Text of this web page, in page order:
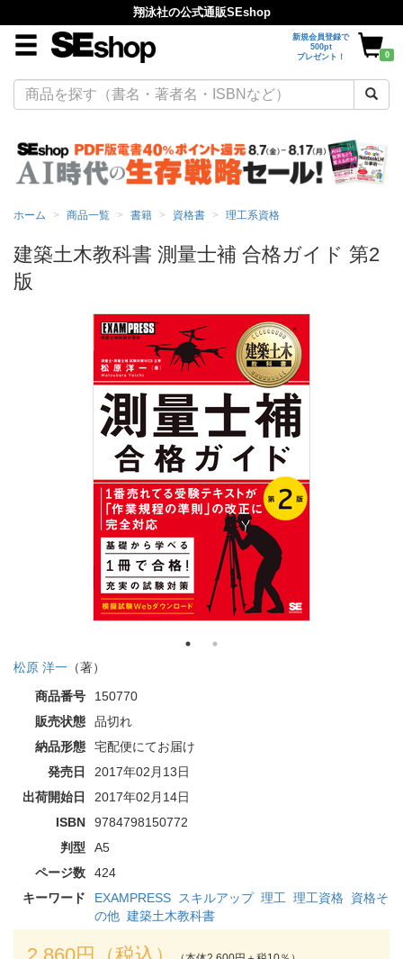
翔泳社の公式通販SEshop
新規会員登録で
500pt
プレゼント！
0
ホーム 商品一覧 書籍 資格書 理工系資格
建築土木教科書 測量士補 合格ガイド 第2
版
松原 洋一 （著）
商品番号
150770
販売状態
品切れ
納品形態
宅配便にてお届け
発売日
2017年02月13日
出荷開始日
2017年02月14日
ISBN
9784798150772
判型
A5
ページ数
424
キーワード
EXAMPRESS スキルアップ 理工 理工資格 資格そ
の他 建築土木教科書